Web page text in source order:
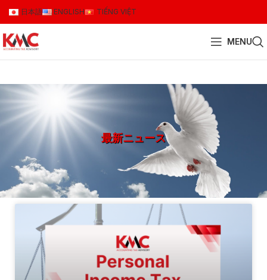
日本語 ENGLISH TIẾNG VIỆT
MENU
最新ニュース